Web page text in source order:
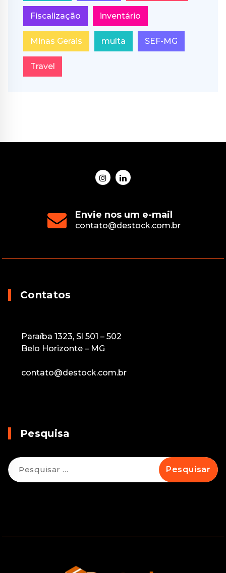
Fiscalização inventário
Minas Gerais multa SEF-MG
Travel
Envie nos um e-mail
contato@destock.com.br
Contatos
Paraíba 1323, Sl 501 – 502
Belo Horizonte – MG
contato@destock.com.br
Pesquisa
Pesquisar
por: